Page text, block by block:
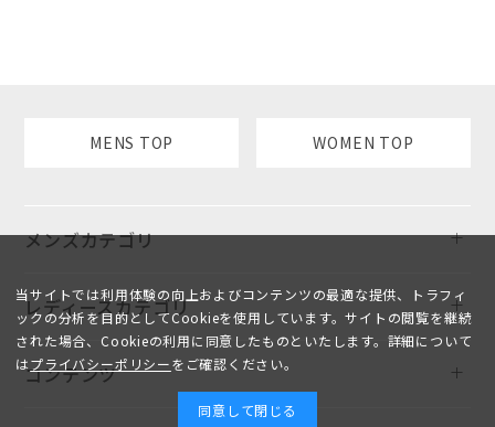
MENS TOP WOMEN TOP
メンズカテゴリ
レディースカテゴリ
コンテンツ
当サイトでは利用体験の向上およびコンテンツの最適な提供、トラフィ
ックの分析を目的としてCookieを使用しています。サイトの閲覧を継続
された場合、Cookieの利用に同意したものといたします。詳細について
はプライバシーポリシーをご確認ください。
同意して閉じる